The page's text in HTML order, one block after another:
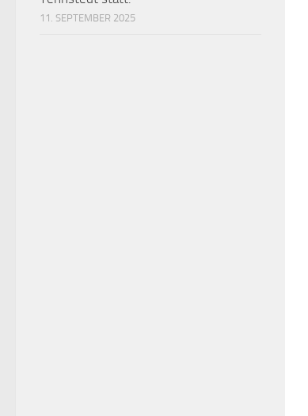
11. SEPTEMBER 2025